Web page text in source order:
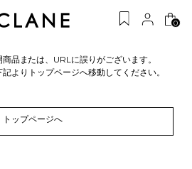
0
品または、URLに誤りがございます。
よりトップページへ移動してください。
トップページへ